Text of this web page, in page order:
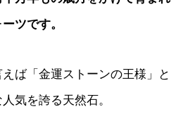
ツです。
ば「金運ストーンの王様」と
気を誇る天然石。